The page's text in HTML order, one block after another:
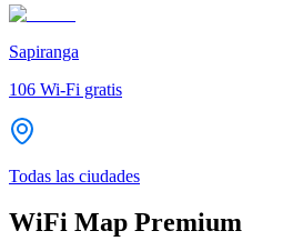
Sapiranga
106 Wi-Fi gratis
Todas las ciudades
WiFi Map Premium